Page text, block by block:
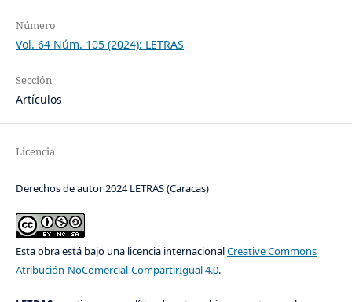
Número
Vol. 64 Núm. 105 (2024): LETRAS
Sección
Artículos
Licencia
Derechos de autor 2024 LETRAS (Caracas)
Esta obra está bajo una licencia internacionalCreative Commons
Atribución-NoComercial-CompartirIgual 4.0.